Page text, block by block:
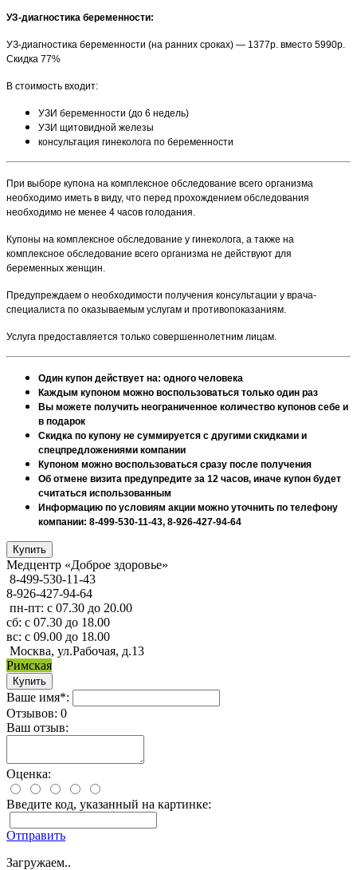
УЗ-диагностика беременности:
УЗ-диагностика беременности (на ранних сроках) — 1377р. вместо 5990р.
Скидка 77%
В стоимость входит:
УЗИ беременности (до 6 недель)
УЗИ щитовидной железы
консультация гинеколога по беременности
При выборе купона на комплексное обследование всего организма
необходимо иметь в виду, что перед прохождением обследования
необходимо не менее 4 часов голодания.
Купоны на комплексное обследование у гинеколога, а также на
комплексное обследование всего организма не действуют для
беременных женщин.
Предупреждаем о необходимости получения консультации у врача-
специалиста по оказываемым услугам и противопоказаниям.
Услуга предоставляется только совершеннолетним лицам.
Один купон действует на: одного человека
Каждым купоном можно воспользоваться только один раз
Вы можете получить неограниченное количество купонов себе и
в подарок
Скидка по купону не суммируется с другими скидками и
спецпредложениями компании
Купоном можно воспользоваться сразу после получения
Об отмене визита предупредите за 12 часов, иначе купон будет
считаться использованным
Информацию по условиям акции можно уточнить по телефону
компании: 8-499-530-11-43, 8-926-427-94-64
Медцентр «Доброе здоровье»
8-499-530-11-43
8-926-427-94-64
пн-пт: с 07.30 до 20.00
сб: с 07.30 до 18.00
вс: с 09.00 до 18.00
Москва, ул.Рабочая, д.13
Римская
Ваше имя*:
Отзывов: 0
Ваш отзыв:
Оценка:
Введите код, указанный на картинке:
Отправить
Загружаем..